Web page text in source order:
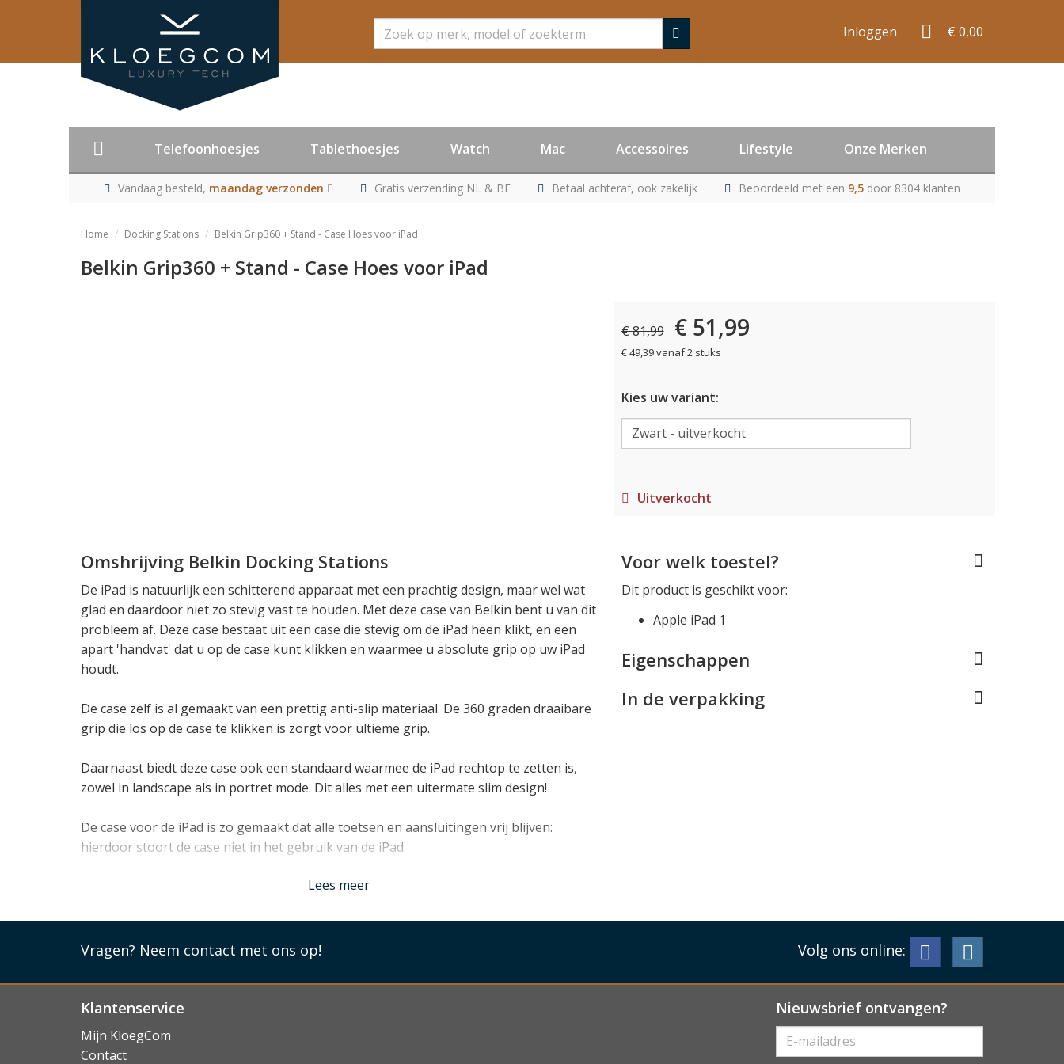
Zoeken Inloggen € 0,00
Telefoonhoesjes Tablethoesjes Watch Mac Accessoires Lifestyle Onze Merken
Vandaag besteld, maandag verzonden Gratis verzending NL & BE Betaal achteraf, ook zakelijk Beoordeeld met een 9,5 door 8304 klanten
Home Docking Stations Belkin Grip360 + Stand - Case Hoes voor iPad
Belkin Grip360 + Stand - Case Hoes voor iPad
€ 81,99 € 51,99
€ 49,39 vanaf 2 stuks
Kies uw variant:
Uitverkocht
Omshrijving Belkin Docking Stations
De iPad is natuurlijk een schitterend apparaat met een prachtig design, maar wel wat
glad en daardoor niet zo stevig vast te houden. Met deze case van Belkin bent u van dit
probleem af. Deze case bestaat uit een case die stevig om de iPad heen klikt, en een
apart 'handvat' dat u op de case kunt klikken en waarmee u absolute grip op uw iPad
houdt.
De case zelf is al gemaakt van een prettig anti-slip materiaal. De 360 graden draaibare
grip die los op de case te klikken is zorgt voor ultieme grip.
Daarnaast biedt deze case ook een standaard waarmee de iPad rechtop te zetten is,
zowel in landscape als in portret mode. Dit alles met een uitermate slim design!
De case voor de iPad is zo gemaakt dat alle toetsen en aansluitingen vrij blijven:
hierdoor stoort de case niet in het gebruik van de iPad.
klik hier.
Lees minder
Lees meer
Voor welk toestel?
Dit product is geschikt voor:
Apple iPad 1
Eigenschappen
In de verpakking
Vragen? Neem contact met ons op! Volg ons online:
Klantenservice
Mijn KloegCom
Contact
Nieuwsbrief ontvangen?